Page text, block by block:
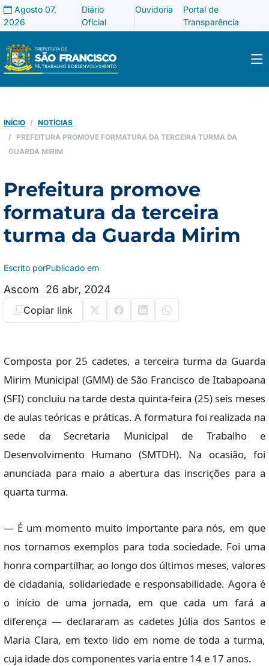
Agosto 07,
2026
Diário
Oficial
Ouvidoria
Portal de
Transparência
INÍCIO
NOTÍCIAS
PREFEITURA PROMOVE FORMATURA DA TERCEIRA TURMA DA
GUARDA MIRIM
Prefeitura promove
formatura da terceira
turma da Guarda Mirim
Escrito por
Ascom
Publicado em
26 abr, 2024
Copiar link
Composta por 25 cadetes, a terceira turma da Guarda
Mirim Municipal (GMM) de São Francisco de Itabapoana
(SFI) concluiu na tarde desta quinta-feira (25) seis meses
de aulas teóricas e práticas. A formatura foi realizada na
sede da Secretaria Municipal de Trabalho e
Desenvolvimento Humano (SMTDH). Na ocasião, foi
anunciada para maio a abertura das inscrições para a
quarta turma.
— É um momento muito importante para nós, em que
nos tornamos exemplos para toda sociedade. Foi uma
honra compartilhar, ao longo dos últimos meses, valores
de cidadania, solidariedade e responsabilidade. Agora é
o início de uma jornada, em que cada um fará a
diferença — declararam as cadetes Júlia dos Santos e
Maria Clara, em texto lido em nome de toda a turma,
cuja idade dos componentes varia entre 14 e 17 anos.